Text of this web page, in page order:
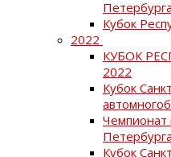
Кубок
2022
КУБОК
2022
Кубок
Чемпионат
Кубок